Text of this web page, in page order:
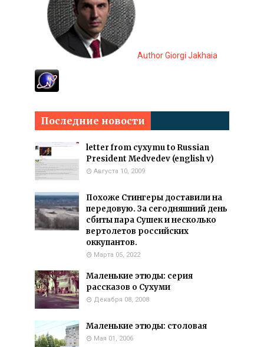
Author Giorgi Jakhaia
Последние новости
letter from cyxymu to Russian
President Medvedev (english v)
Августа 10, 2009
Похоже Стингеры доставили на
передовую. За сегодняшний день
сбиты пара Сушек и несколько
вертолетов российских
оккупантов.
Марта 05, 2022
Маленькие этюды: серия
рассказов о Сухуми
Декабря 08, 2008
Маленькие этюды: столовая
Мая 01, 2006